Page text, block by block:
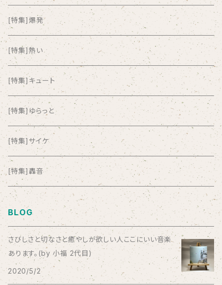
ALL ITEM 10 TIMES
Amia Calva
Amsterdamned
ANYO
And Summer Club
anticlockwise
Aysula
Bad Operation
Bagus!
[特集]爆発
[特集]熱い
[特集]キュート
[特集]ゆらっと
[特集]サイケ
[特集]轟音
BLOG
さびしさと切なさと癒やしが欲しい人ここにいい音楽
あります。(by 小福 2代目)
2020/5/2